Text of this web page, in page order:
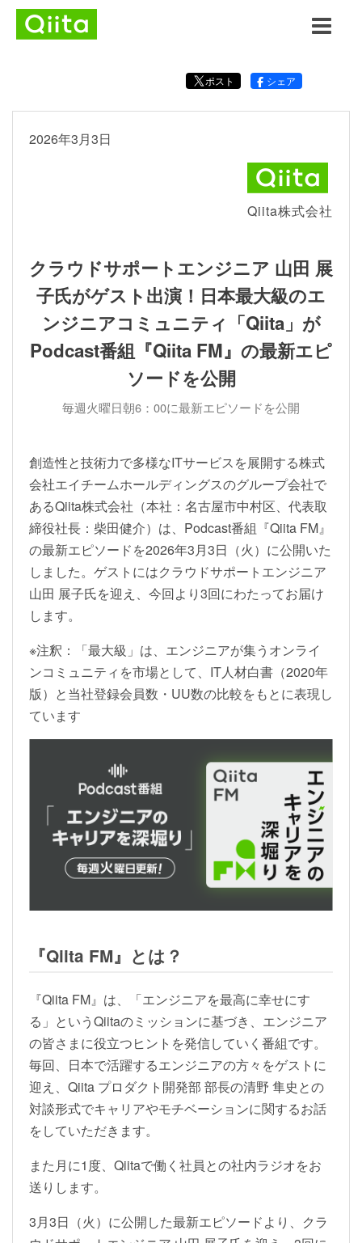
ポスト シェア
2026年3月3日
Qiita株式会社
クラウドサポートエンジニア 山田 展
子氏がゲスト出演！日本最大級のエ
ンジニアコミュニティ「Qiita」が
Podcast番組『Qiita FM』の最新エピ
ソードを公開
毎週火曜日朝6：00に最新エピソードを公開
創造性と技術力で多様なITサービスを展開する株式
会社エイチームホールディングスのグループ会社で
あるQiita株式会社（本社：名古屋市中村区、代表取
締役社長：柴田健介）は、Podcast番組『Qiita FM』
の最新エピソードを2026年3月3日（火）に公開いた
しました。ゲストにはクラウドサポートエンジニア
山田 展子氏を迎え、今回より3回にわたってお届け
します。
※注釈：「最大級」は、エンジニアが集うオンライ
ンコミュニティを市場として、IT人材白書（2020年
版）と当社登録会員数・UU数の比較をもとに表現し
ています
『Qiita FM』とは？
『Qiita FM』は、「エンジニアを最高に幸せにす
る」というQiitaのミッションに基づき、エンジニア
の皆さまに役立つヒントを発信していく番組です。
毎回、日本で活躍するエンジニアの方々をゲストに
迎え、Qiita プロダクト開発部 部長の清野 隼史との
対談形式でキャリアやモチベーションに関するお話
をしていただきます。
また月に1度、Qiitaで働く社員との社内ラジオをお
送りします。
3月3日（火）に公開した最新エピソードより、クラ